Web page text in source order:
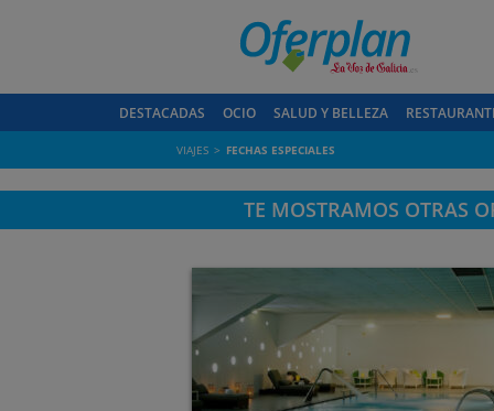
DESTACADAS OCIO SALUD Y BELLEZA
VIAJES FECHAS ESPECIALES
TE MOSTRAMOS OTRAS